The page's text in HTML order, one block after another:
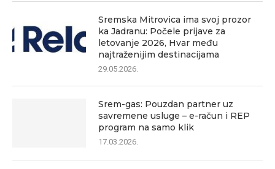
Sremska Mitrovica ima svoj prozor
ka Jadranu: Počele prijave za
letovanje 2026, Hvar među
najtraženijim destinacijama
29.05.2026.
Srem-gas: Pouzdan partner uz
savremene usluge – e-račun i REP
program na samo klik
17.03.2026.